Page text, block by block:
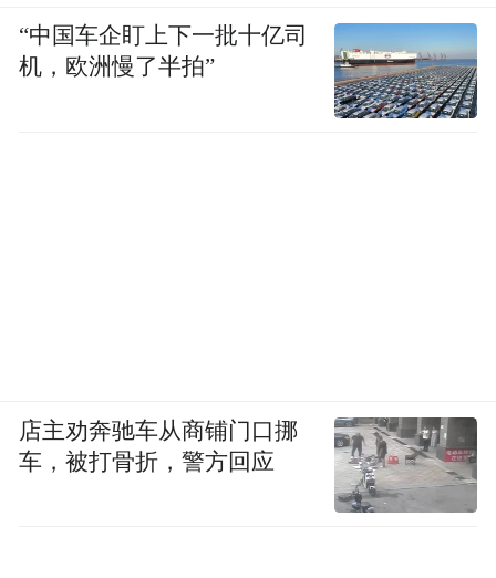
“中国车企盯上下一批十亿司
机，欧洲慢了半拍”
店主劝奔驰车从商铺门口挪
车，被打骨折，警方回应